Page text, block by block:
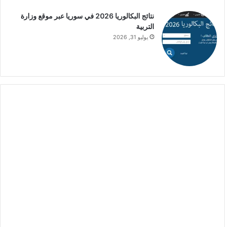
نتائج البكالوريا 2026 في سوريا عبر موقع وزارة
التربية
يوليو 31, 2026